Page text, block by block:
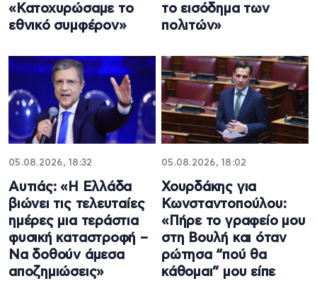
«Κατοχυρώσαμε το
εθνικό συμφέρον»
το εισόδημα των
πολιτών»
05.08.2026, 18:32
Αυτιάς: «Η Ελλάδα
βιώνει τις τελευταίες
ημέρες μια τεράστια
φυσική καταστροφή –
Να δοθούν άμεσα
αποζημιώσεις»
05.08.2026, 18:02
Χουρδάκης για
Κωνσταντοπούλου:
«Πήρε το γραφείο μου
στη Βουλή και όταν
ρώτησα “πού θα
κάθομαι” μου είπε